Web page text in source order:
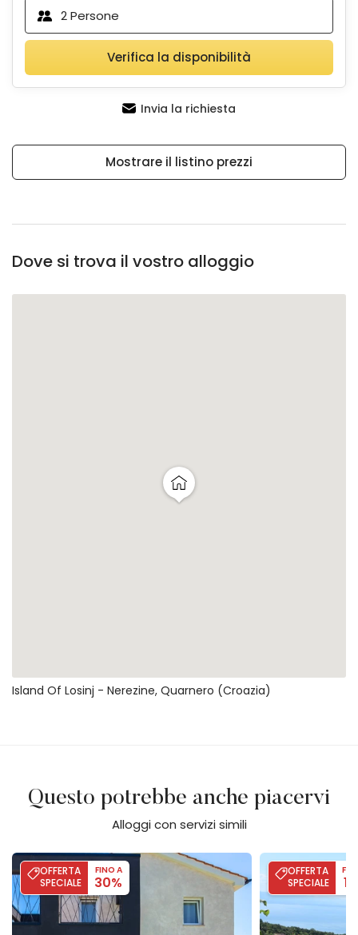
2Persone
Verifica la disponibilità
Invia la richiesta
Mostrare il listino prezzi
Dove si trova il vostro alloggio
Island Of Losinj - Nerezine, Quarnero (Croazia)
Questo potrebbe anche piacervi
Alloggi con servizi simili
OFFERTA
SPECIALE
FINO A
30%
Luxury Villa Exclusive heated pool &pet friendly&sauna Krk
OFFERTA
SPECIALE
Casa Dea with